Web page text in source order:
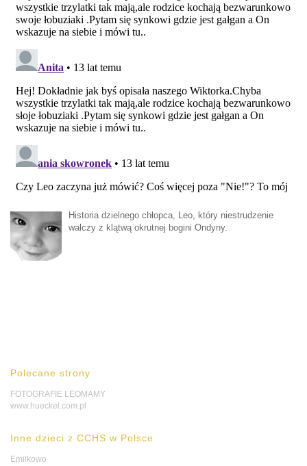
Historia dzielnego chłopca, Leo, który niestrudzenie
walczy z klątwą okrutnej bogini Ondyny.
Polecane strony
FOTOGRAFIE LEOMAMY
www.hueckel.com.pl
Inne dzieci z CCHS w Polsce
Emilkowo